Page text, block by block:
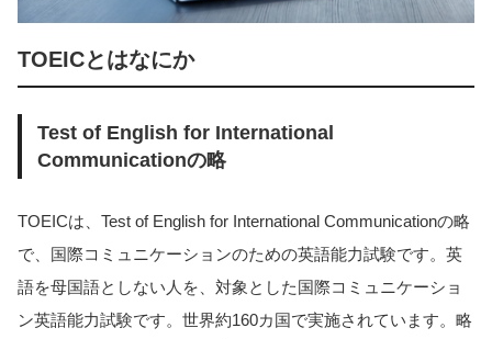
TOEICとはなにか
Test of English for International
Communicationの略
TOEICは、Test of English for International Communicationの略
で、国際コミュニケーションのための英語能力試験です。英
語を母国語としない人を、対象とした国際コミュニケーショ
ン英語能力試験です。世界約160カ国で実施されています。略